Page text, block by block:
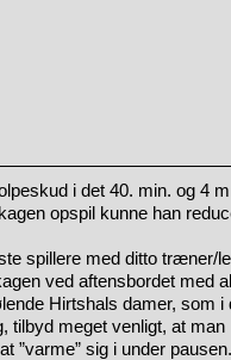
i det 40. min. og 4
opspil kunne han
spillere med ditto træner/
ved aftensbordet med
Hirtshals damer, som i
tilbyd meget venligt, at
”varme” sig i under pausen.